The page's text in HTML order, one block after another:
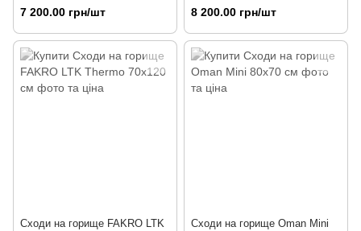
7 200.00 грн/шт 8 200.00 грн/шт
Сходи на горище FAKRO LTK
Сходи на горище Oman Mini